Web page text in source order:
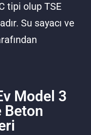
tipi olup TSE
Su sayacı ve
Model 3
Beton